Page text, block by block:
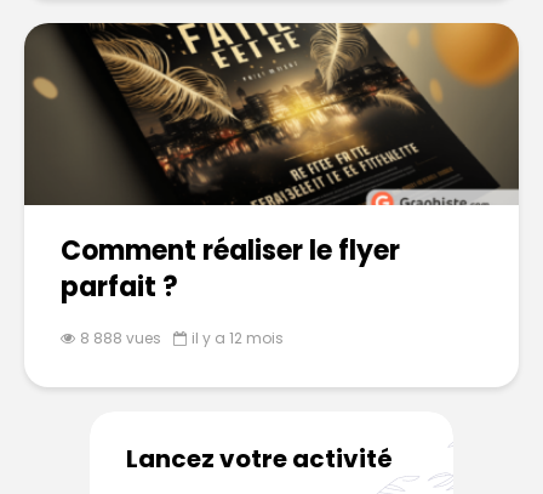
Comment réaliser le flyer
parfait ?
8 888 vues il y a 12 mois
Lancez votre activité